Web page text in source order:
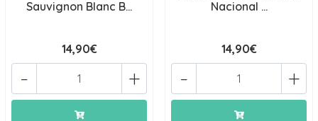
Sauvignon Blanc B...
14,90€
+
-
Nacional ...
14,90€
+
-